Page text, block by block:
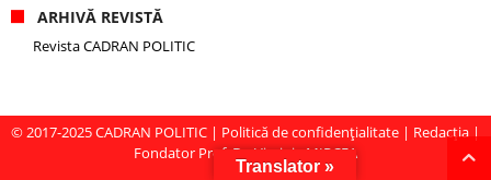
ARHIVĂ REVISTĂ
Revista CADRAN POLITIC
© 2017-2025CADRAN POLITIC | Politică de confidențialitate | Redacția |
Fondator Prof. Dr. Virginia MIRCEA
Translator »